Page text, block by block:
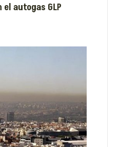
autogas GLP